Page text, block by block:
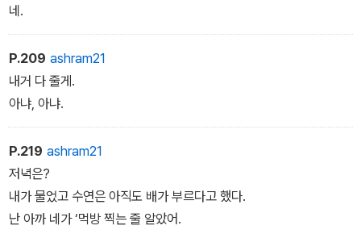
네.
P.209 ashram21
내거 다 줄게.
아냐, 아냐.
P.219 ashram21
저녁은?
내가 물었고 수연은 아직도 배가 부르다고 했다.
난 아까 네가 ‘먹방 찍는 줄 알았어.